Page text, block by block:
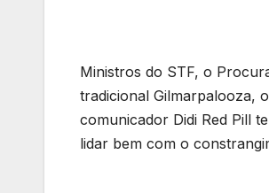
Ministros do STF, o
tradicional Gilmarpalooza,
comunicador Didi Red Pill
lidar bem com o